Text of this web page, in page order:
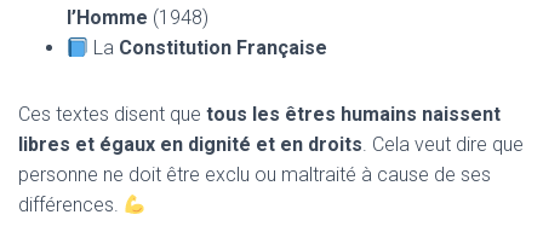
l’Homme (1948)
La Constitution Française
Ces textes disent que tous les êtres humains naissent
libres et égaux en dignité et en droits. Cela veut dire que
personne ne doit être exclu ou maltraité à cause de ses
différences.